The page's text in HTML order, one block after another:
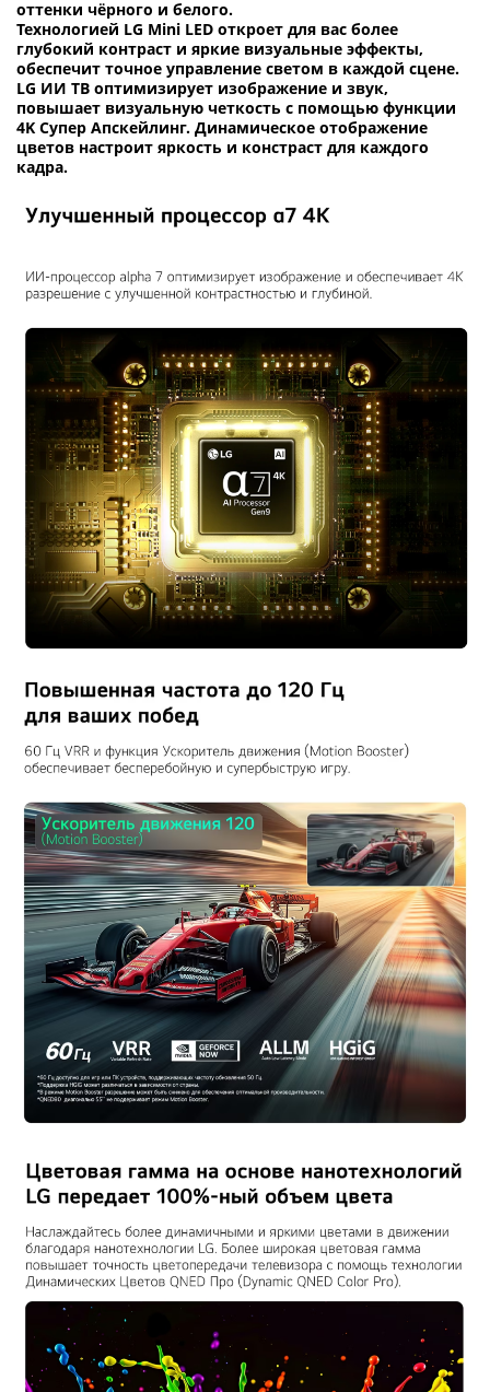
оттенки чёрного и белого.
Технологией LG Mini LED откроет для вас более
глубокий контраст и яркие визуальные эффекты,
обеспечит точное управление светом в каждой сцене.
LG ИИ ТВ оптимизирует изображение и звук,
повышает визуальную четкость с помощью функции
4K Супер Апскейлинг. Динамическое отображение
цветов настроит яркость и констраст для каждого
кадра.